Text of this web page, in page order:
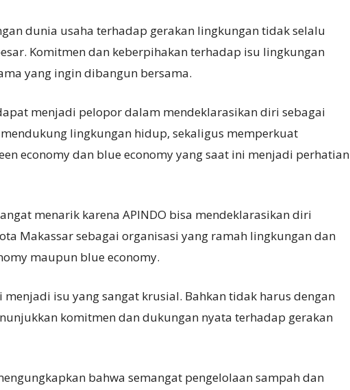
dunia usaha terhadap gerakan lingkungan tidak selalu
Komitmen dan keberpihakan terhadap isu lingkungan
yang ingin dibangun bersama.
menjadi pelopor dalam mendeklarasikan diri sebagai
lingkungan hidup, sekaligus memperkuat
economy dan blue economy yang saat ini menjadi perhatian
menarik karena APINDO bisa mendeklarasikan diri
Makassar sebagai organisasi yang ramah lingkungan dan
maupun blue economy.
menjadi isu yang sangat krusial. Bahkan tidak harus dengan
komitmen dan dukungan nyata terhadap gerakan
bahwa semangat pengelolaan sampah dan